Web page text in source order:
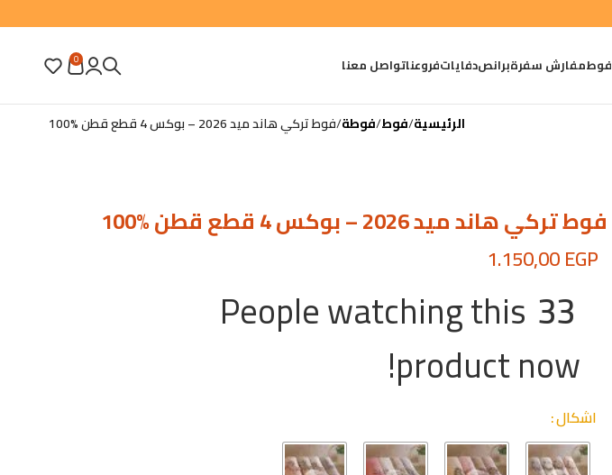
فوطمفارش سفرةبرانصدفاياتفروعناتواصل معنا 0
الرئيسية فوط فوطة فوط تركي هاند ميد 2026 – بوكس 4 قطع قطن %100
فوط تركي هاند ميد 2026 – بوكس 4 قطع قطن %100
1.150,00EGP
33
People watching this
product now!
اشكال